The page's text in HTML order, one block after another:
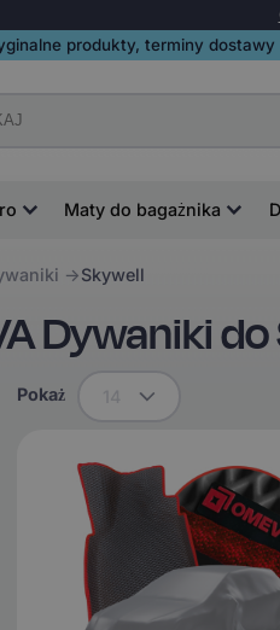
produkty, terminy
Maty do bagażnika
Skywell
Dywaniki
Pokaż